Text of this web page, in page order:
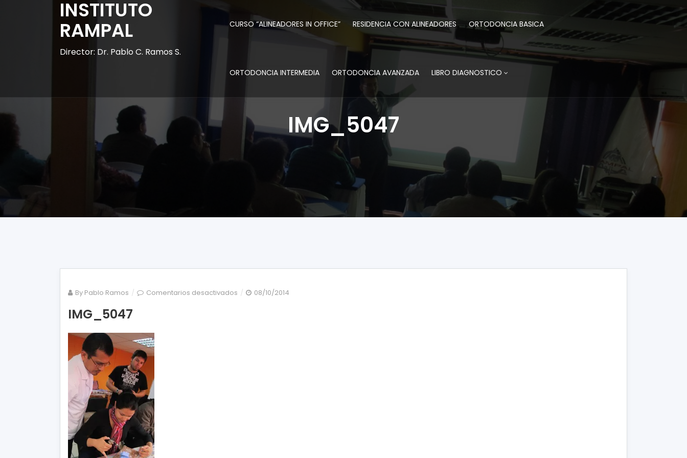
INSTITUTO
RAMPAL
Director: Dr. Pablo C. Ramos S.
CURSO “ALINEADORES IN OFFICE” RESIDENCIA CON ALINEADORES ORTODONCIA BASICA
ORTODONCIA INTERMEDIA ORTODONCIA AVANZADA LIBRO DIAGNOSTICO
IMG_5047
By Pablo Ramos Comentarios desactivados en
08/10/2014
IMG_5047